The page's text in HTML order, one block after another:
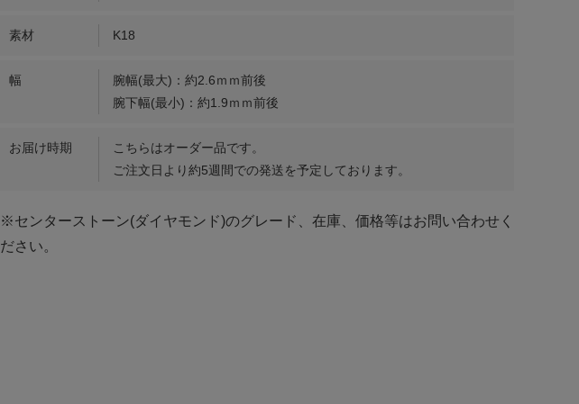
素材 K18
幅
腕幅(最大)：約2.6ｍｍ前後
腕下幅(最小)：約1.9ｍｍ前後
お届け時期
こちらはオーダー品です。
ご注文日より約5週間での発送を予定しております。
※センターストーン(ダイヤモンド)のグレード、在庫、価格等はお問い合わせく
ださい。